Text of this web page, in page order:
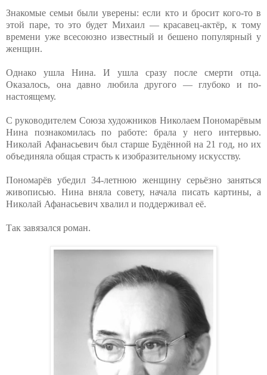
Знакомые семьи были уверены: если кто и бросит кого‑то в
этой паре, то это будет Михаил — красавец-актёр, к тому
времени уже всесоюзно известный и бешено популярный у
женщин.
Однако ушла Нина. И ушла сразу после смерти отца.
Оказалось, она давно любила другого — глубоко и по-
настоящему.
С руководителем Союза художников Николаем Пономарёвым
Нина познакомилась по работе: брала у него интервью.
Николай Афанасьевич был старше Будённой на 21 год, но их
объединяла общая страсть к изобразительному искусству.
Пономарёв убедил 34-летнюю женщину серьёзно заняться
живописью. Нина вняла совету, начала писать картины, а
Николай Афанасьевич хвалил и поддерживал её.
Так завязался роман.